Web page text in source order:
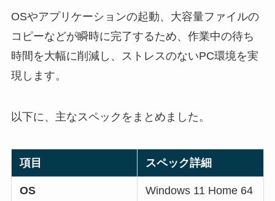
OSやアプリケーションの起動、大容量ファイルの
コピーなどが瞬時に完了するため、作業中の待ち
時間を大幅に削減し、ストレスのないPC環境を実
現します。
以下に、主なスペックをまとめました。
項目 スペック詳細
OS
Windows 11 Home 64